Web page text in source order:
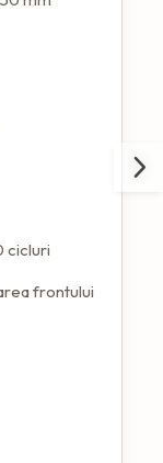
cicluri
frontului